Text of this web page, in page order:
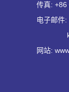
传真:
电子邮件
网站: